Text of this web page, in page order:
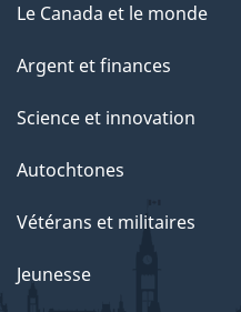
Le Canada et le monde
Argent et finances
Science et innovation
Autochtones
Vétérans et militaires
Jeunesse